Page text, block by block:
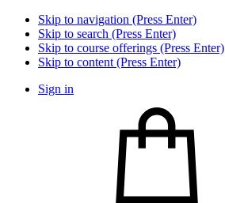
Skip to navigation (Press Enter)
Skip to search (Press Enter)
Skip to course offerings (Press Enter)
Skip to content (Press Enter)
Sign in